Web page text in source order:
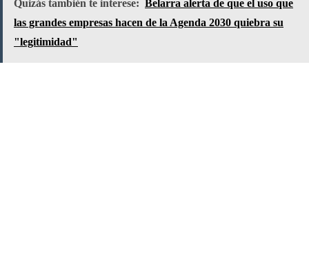
Quizás también te interese: Belarra alerta de que el uso que
las grandes empresas hacen de la Agenda 2030 quiebra su
"legitimidad"